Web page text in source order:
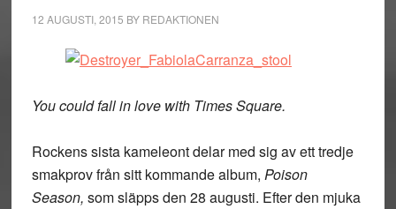
12 AUGUSTI, 2015 BY REDAKTIONEN
You could fall in love with Times Square.
Rockens sista kameleont delar med sig av ett tredje
smakprov från sitt kommande album, Poison
Season, som släpps den 28 augusti. Efter den mjuka